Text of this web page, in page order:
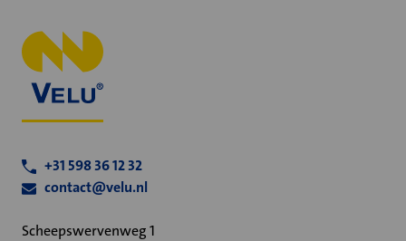
+31 598 36 12 32
contact@velu.nl
Scheepswervenweg 1